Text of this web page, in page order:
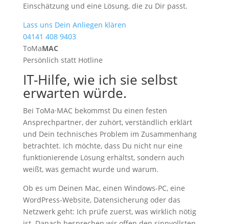
Einschätzung und eine Lösung, die zu Dir passt.
Lass uns Dein Anliegen klären
04141 408 9403
ToMaMAC
Persönlich statt Hotline
IT-Hilfe, wie ich sie selbst
erwarten würde.
Bei ToMa·MAC bekommst Du einen festen
Ansprechpartner, der zuhört, verständlich erklärt
und Dein technisches Problem im Zusammenhang
betrachtet. Ich möchte, dass Du nicht nur eine
funktionierende Lösung erhältst, sondern auch
weißt, was gemacht wurde und warum.
Ob es um Deinen Mac, einen Windows-PC, eine
WordPress-Website, Datensicherung oder das
Netzwerk geht: Ich prüfe zuerst, was wirklich nötig